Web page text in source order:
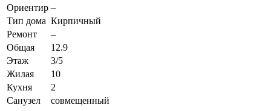
Ориентир –
Тип дома Кирпичный
Ремонт
–
Общая
12.9
Этаж
3/5
Жилая
10
Кухня
2
Санузел
совмещенный